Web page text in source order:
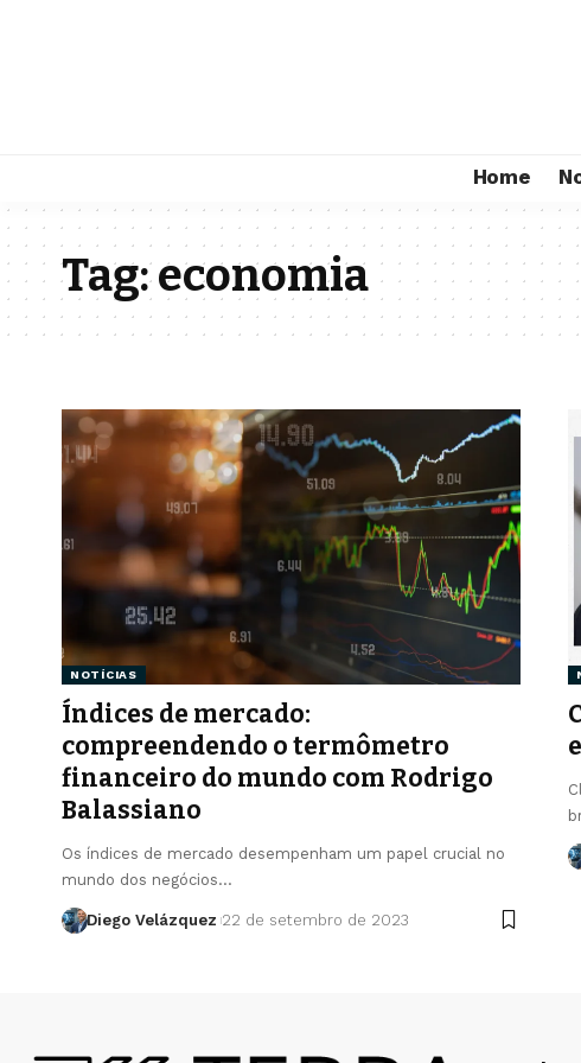
Home
Tag:economia
NOTÍCIAS
Índices de mercado:
compreendendo o termômetro
financeiro do mundo com Rodrigo
Balassiano
Os índices de mercado desempenham um papel crucial no
mundo dos negócios…
Diego Velázquez 22 de setembro de 2023